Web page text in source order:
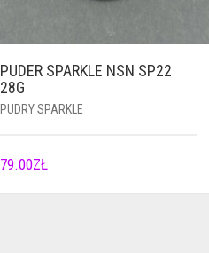
PUDER SPARKLE NSN SP22
28G
PUDRY SPARKLE
79.00ZŁ